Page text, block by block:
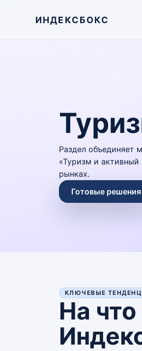
ИНДЕКСБОКС
Раздел объединяет
«Туризм и
рынках.
Готовые решения
КЛЮЧЕВЫЕ
На